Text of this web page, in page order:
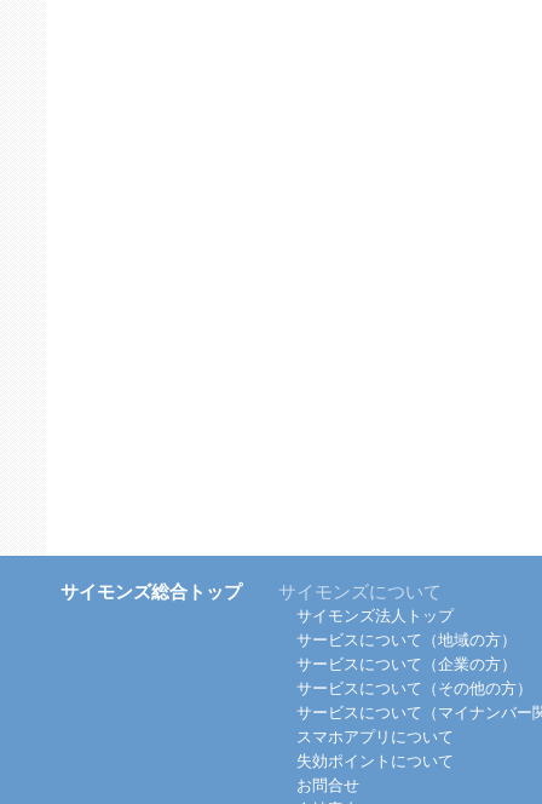
サイモンズ総合トップ サイモンズについて
サイモンズ法人トップ
サービスについて（地域の方）
サービスについて（企業の方）
サービスについて（その他の方）
サービスについて（マイナンバー
スマホアプリについて
失効ポイントについて
お問合せ